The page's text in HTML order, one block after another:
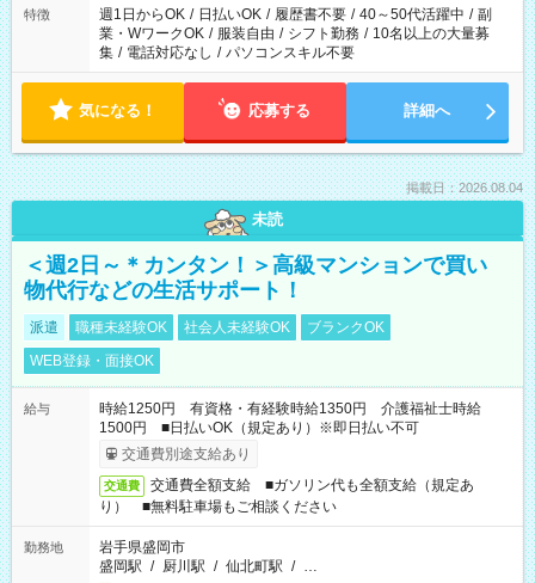
必要な場合も遠慮なくご相談ください。
特徴 週1日からOK / 日払いOK / 履歴書不要 / 40～50代活躍中 / 副
業・WワークOK / 服装自由 / シフト勤務 / 10名以上の大量募
集 / 電話対応なし / パソコンスキル不要
気になる！ 応募する 詳細へ
掲載日：2026.08.04
未読
＜週2日～＊カンタン！＞高級マンションで買い
物代行などの生活サポート！
派遣 職種未経験OK 社会人未経験OK
ブランクOK
WEB登録・面接OK
給与
時給1250円 有資格・有経験時給1350円 介護福祉士時給
1500円 ■日払いOK（規定あり）※即日払い不可
交通費別途支給あり
交通費
交通費全額支給 ■ガソリン代も全額支給（規定あ
り） ■無料駐車場もご相談ください
勤務地
岩手県盛岡市
盛岡駅 / 厨川駅 / 仙北町駅 / …